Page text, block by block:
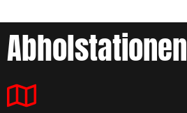
Abholstationen